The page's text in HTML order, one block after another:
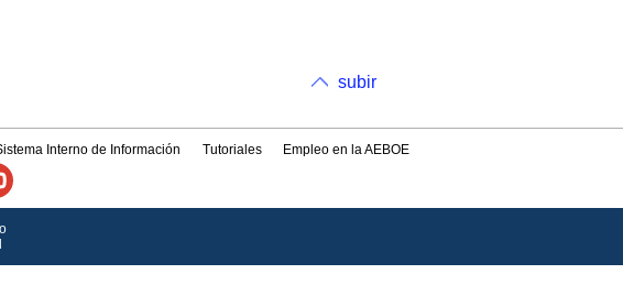
subir
Interno de Información Tutoriales Empleo en la AEBOE